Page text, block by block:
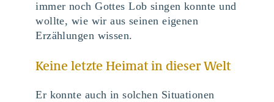
immer noch Gottes Lob singen konnte und
wollte, wie wir aus seinen eigenen
Erzählungen wissen.
Keine letzte Heimat in dieser Welt
Er konnte auch in solchen Situationen